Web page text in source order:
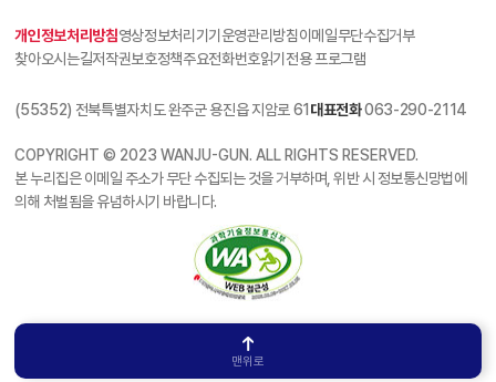
개인정보처리방침영상정보처리기기운영관리방침이메일무단수집거부
찾아오시는길저작권보호정책주요전화번호읽기전용 프로그램
(55352) 전북특별자치도 완주군 용진읍 지암로 61 대표전화063-290-2114
COPYRIGHT © 2023 WANJU-GUN. ALL RIGHTS RESERVED.
본 누리집은 이메일 주소가 무단 수집되는 것을 거부하며, 위반 시 정보통신망법에
의해 처벌됨을 유념하시기 바랍니다.
맨위로